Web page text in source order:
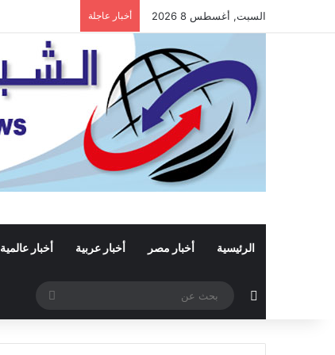
السبت, أغسطس 8 2026 أخبار عاجلة
الرئيسية أخبار مصر أخبار عربية أخبار عالمية
مقال عشوائي
عن